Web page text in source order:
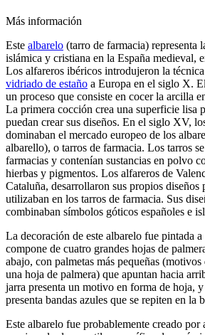
Más información
Este albarelo (tarro de farmacia) representa
islámica y cristiana en la España medieval,
Los alfareros ibéricos introdujeron la
vidriado de estaño a Europa en el siglo X.
un proceso que consiste en cocer la arcilla
La primera cocción crea una superficie lisa
puedan crear sus diseños. En el siglo XV,
dominaban el mercado europeo de los
albarello), o tarros de farmacia. Los tarros
farmacias y contenían sustancias en polvo
hierbas y pigmentos. Los alfareros de
Cataluña, desarrollaron sus propios diseños
utilizaban en los tarros de farmacia. Sus
combinaban símbolos góticos españoles e
La decoración de este albarelo fue pintada
compone de cuatro grandes hojas de
abajo, con palmetas más pequeñas
una hoja de palmera) que apuntan hacia
jarra presenta un motivo en forma de hoja,
presenta bandas azules que se repiten en la
Este albarelo fue probablemente creado por